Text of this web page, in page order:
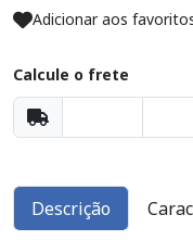
Adicionar aos
Calcule o frete
Descrição